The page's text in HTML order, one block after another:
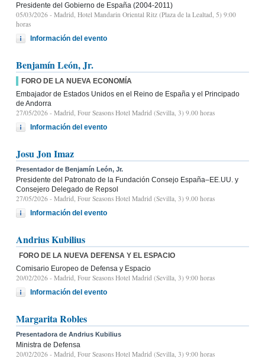
Presidente del Gobierno de España (2004-2011)
05/03/2026 - Madrid, Hotel Mandarin Oriental Ritz (Plaza de la Lealtad, 5) 9:00
horas
Información del evento
Benjamín León, Jr.
FORO DE LA NUEVA ECONOMÍA
Embajador de Estados Unidos en el Reino de España y el Principado
de Andorra
27/05/2026 - Madrid, Four Seasons Hotel Madrid (Sevilla, 3) 9.00 horas
Información del evento
Josu Jon Imaz
Presentador de Benjamín León, Jr.
Presidente del Patronato de la Fundación Consejo España–EE.UU. y
Consejero Delegado de Repsol
27/05/2026 - Madrid, Four Seasons Hotel Madrid (Sevilla, 3) 9.00 horas
Información del evento
Andrius Kubilius
FORO DE LA NUEVA DEFENSA Y EL ESPACIO
Comisario Europeo de Defensa y Espacio
20/02/2026 - Madrid, Four Seasons Hotel Madrid (Sevilla, 3) 9:00 horas
Información del evento
Margarita Robles
Presentadora de Andrius Kubilius
Ministra de Defensa
20/02/2026 - Madrid, Four Seasons Hotel Madrid (Sevilla, 3) 9:00 horas